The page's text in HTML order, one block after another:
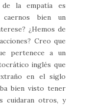
de la empatía es
caernos bien un
¿Hemos de
Creo que
pertenece a un
inglés que
en el siglo
bien visto tener
cuidaran otros, y